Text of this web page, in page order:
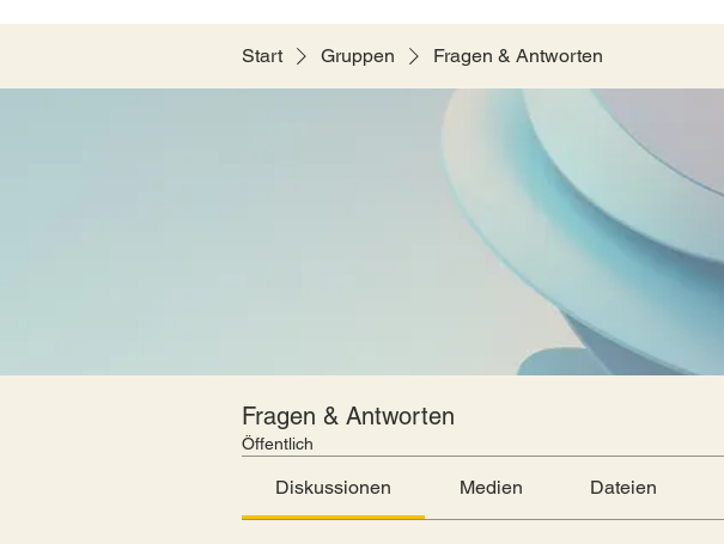
Start Gruppen Fragen & Antworten
Fragen & Antworten
Öffentlich
Diskussionen Medien Dateien